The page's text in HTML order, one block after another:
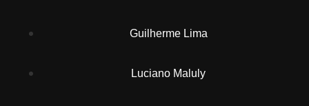
Guilherme Lima
Luciano Maluly